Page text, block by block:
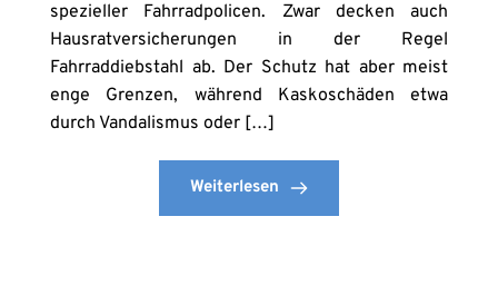
spezieller Fahrradpolicen. Zwar decken auch
Hausratversicherungen in der Regel
Fahrraddiebstahl ab. Der Schutz hat aber meist
enge Grenzen, während Kaskoschäden etwa
durch Vandalismus oder […]
Weiterlesen